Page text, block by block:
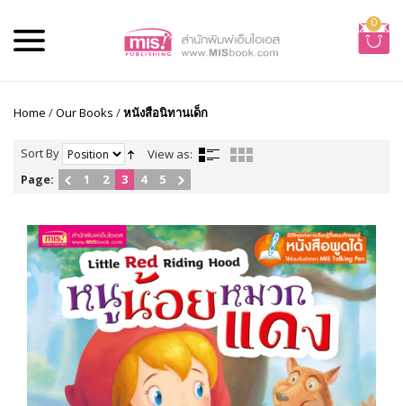
0
Home /Our Books /หนังสือนิทานเด็ก
Sort By
View as:
Page:
1 2 3 4 5